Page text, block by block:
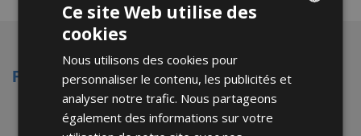
Formation et expérience professionnelle
Diplôme en technologie dentaire -
Ce site Web utilise des
cookies
Nous utilisons des cookies pour
personnaliser le contenu, les publicités et
analyser notre trafic. Nous partageons
également des informations sur votre